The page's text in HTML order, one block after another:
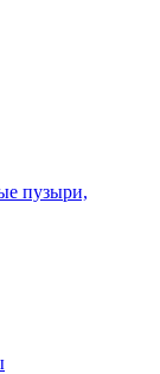
пузыри,